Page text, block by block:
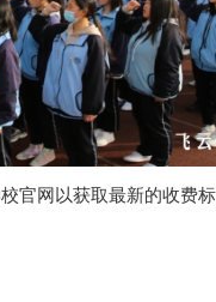
官网以获取最新的收费